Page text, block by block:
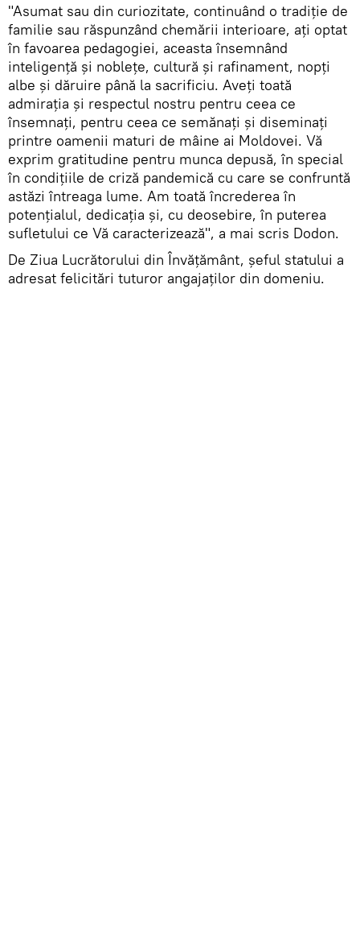
"Asumat sau din curiozitate, continuând o tradiție de
familie sau răspunzând chemării interioare, ați optat
în favoarea pedagogiei, aceasta însemnând
inteligență și noblețe, cultură și rafinament, nopți
albe și dăruire până la sacrificiu. Aveți toată
admirația și respectul nostru pentru ceea ce
însemnați, pentru ceea ce semănați și diseminați
printre oamenii maturi de mâine ai Moldovei. Vă
exprim gratitudine pentru munca depusă, în special
în condițiile de criză pandemică cu care se confruntă
astăzi întreaga lume. Am toată încrederea în
potențialul, dedicația și, cu deosebire, în puterea
sufletului ce Vă caracterizează", a mai scris Dodon.
De Ziua Lucrătorului din Învățământ, șeful statului a
adresat felicitări tuturor angajaților din domeniu.